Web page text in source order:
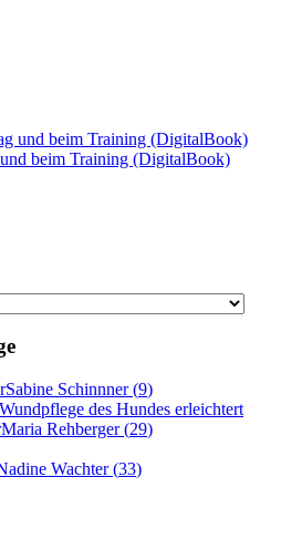
beim Training (DigitalBook)
Sabine Schinnner(9)
des Hundes erleichtert
Maria Rehberger(29)
Wachter(33)